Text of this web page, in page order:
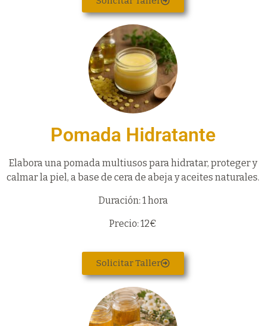
Pomada Hidratante
Elabora una pomada multiusos para hidratar, proteger y
calmar la piel, a base de cera de abeja y aceites naturales.
Duración: 1 hora
Precio: 12€
Solicitar Taller